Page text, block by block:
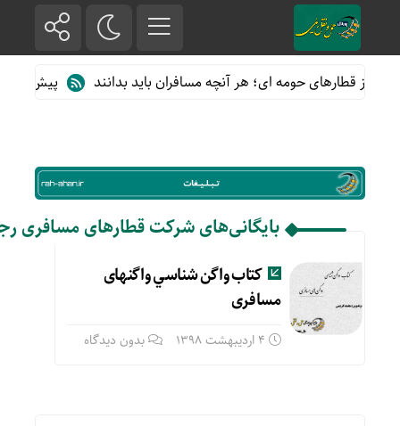
از قطارهای حومه ای؛ هر آنچه مسافران باید بدانند پیش فروش
بایگانی‌های شرکت قطارهای مسافری
كتاب واگن شناسي واگنهای
مسافری
بدون دیدگاه